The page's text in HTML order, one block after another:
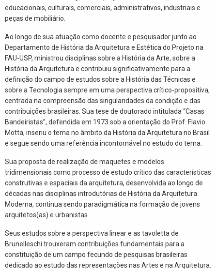
educacionais, culturais, comerciais, administrativos, industriais e
peças de mobiliário.
Ao longo de sua atuação como docente e pesquisador junto ao
Departamento de História da Arquitetura e Estética do Projeto na
FAU-USP, ministrou disciplinas sobre a História da Arte, sobre a
História da Arquitetura e contribuiu significativamente para a
definição do campo de estudos sobre a História das Técnicas e
sobre a Tecnologia sempre em uma perspectiva crítico-propositiva,
centrada na compreensão das singularidades da condição e das
contribuições brasileiras. Sua tese de doutorado intitulada “Casas
Bandeiristas”, defendida em 1973 sob a orientação do Prof. Flavio
Motta, inseriu o tema no âmbito da História da Arquitetura no Brasil
e segue sendo uma referência incontornável no estudo do tema.
Sua proposta de realização de maquetes e modelos
tridimensionais como processo de estudo crítico das características
construtivas e espaciais da arquitetura, desenvolvida ao longo de
décadas nas disciplinas introdutórias de História da Arquitetura
Moderna, continua sendo paradigmática na formação de jovens
arquitetos(as) e urbanistas.
Seus estudos sobre a perspectiva linear e as tavoletta de
Brunelleschi trouxeram contribuições fundamentais para a
constituição de um campo fecundo de pesquisas brasileiras
dedicado ao estudo das representações nas Artes e na Arquitetura.